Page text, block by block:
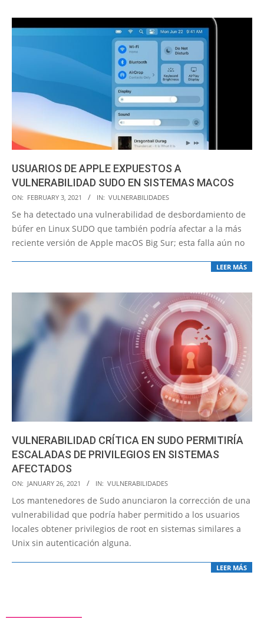
USUARIOS DE APPLE EXPUESTOS A
VULNERABILIDAD SUDO EN SISTEMAS MACOS
2021-
02-
03
ON: FEBRUARY 3, 2021 IN: VULNERABILIDADES
Se ha detectado una vulnerabilidad de desbordamiento de
búfer en Linux SUDO que también podría afectar a la más
reciente versión de Apple macOS Big Sur; esta falla aún no
LEER MÁS
VULNERABILIDAD CRÍTICA EN SUDO PERMITIRÍA
ESCALADAS DE PRIVILEGIOS EN SISTEMAS
AFECTADOS
2021-
01-
26
ON: JANUARY 26, 2021 IN: VULNERABILIDADES
Los mantenedores de Sudo anunciaron la corrección de una
vulnerabilidad que podría haber permitido a los usuarios
locales obtener privilegios de root en sistemas similares a
Unix sin autenticación alguna.
LEER MÁS